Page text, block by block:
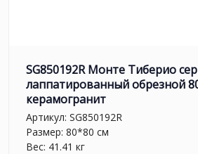
SG850192R Монте Тиберио
лаппатированный обрезной
керамогранит
Артикул: SG850192R
Размер: 80*80 см
Вес: 41.41 кг